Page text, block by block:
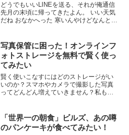
どうでもいいLINEを送る、それが俺通信
先月の末頃に帰ってきたよん。 いい天気
だね おなかへった 寒いんやけどなんとか
「俺物語」は知ってるけど「俺通信」は
全くの...
写真保管に困った！オンラインフ
ォトストレージを無料で賢く使っ
てみたい
賢く使いこなすにはどのストレージがい
いのか？スマホやカメラで撮影した写真
ってどんどん増えていきません？私も知
するのは意外と大変な作業です。なら
ば、自動で保管してくれるオ...
「世界一の朝食」ビルズ、あの噂
のパンケーキが食べてみたい！